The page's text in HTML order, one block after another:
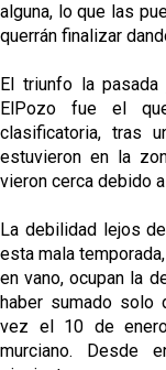
alguna, lo que las
querrán finalizar
El triunfo la
ElPozo fue el
clasificatoria, tras
estuvieron en la
vieron cerca debido
La debilidad lejos
esta mala
en vano, ocupan la
haber sumado solo
vez el 10 de
murciano. Desde